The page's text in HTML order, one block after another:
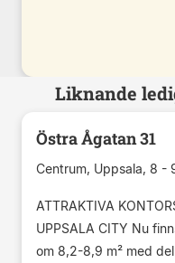
Liknande
Östra Ågatan 31
Centrum, Uppsala, 8 -
ATTRAKTIVA
UPPSALA CITY Nu
om 8,2-8,9 m² med